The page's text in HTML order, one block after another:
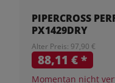
PIPERCROSS
PX1429DRY
Alter Preis: 97,90 €
88,11 €*
Momentan nicht